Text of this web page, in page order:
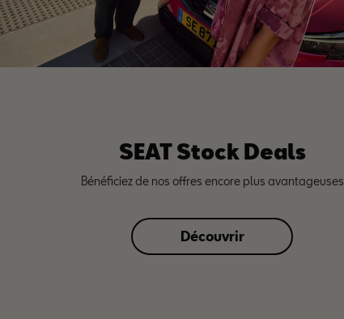
SEAT Stock Deals
Bénéficiez de nos offres encore plus avantageuses
Découvrir